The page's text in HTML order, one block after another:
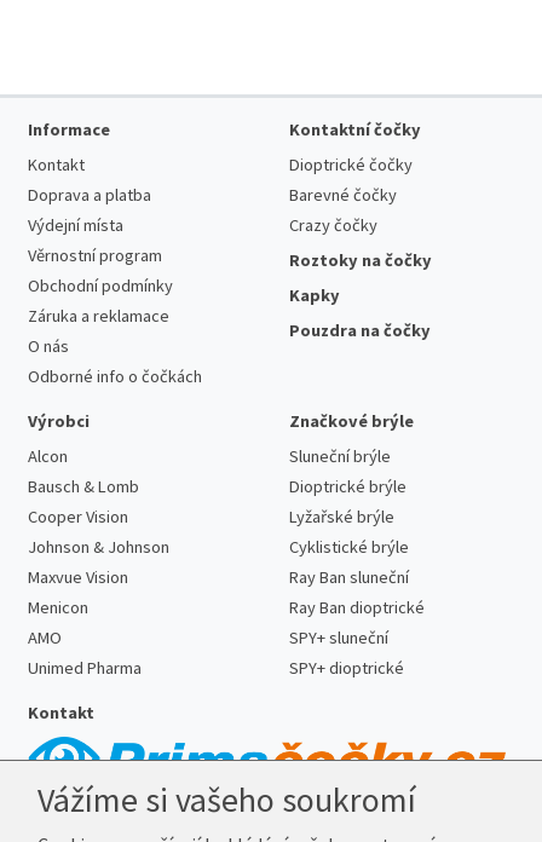
Informace
Kontakt
Doprava a platba
Výdejní místa
Věrnostní program
Obchodní podmínky
Záruka a reklamace
O nás
Odborné info o čočkách
Kontaktní čočky
Dioptrické čočky
Barevné čočky
Crazy čočky
Roztoky na čočky
Kapky
Pouzdra na čočky
Výrobci
Alcon
Bausch & Lomb
Cooper Vision
Johnson & Johnson
Maxvue Vision
Menicon
AMO
Unimed Pharma
Značkové brýle
Sluneční brýle
Dioptrické brýle
Lyžařské brýle
Cyklistické brýle
Ray Ban sluneční
Ray Ban dioptrické
SPY+ sluneční
SPY+ dioptrické
Kontakt
Vážíme si vašeho soukromí